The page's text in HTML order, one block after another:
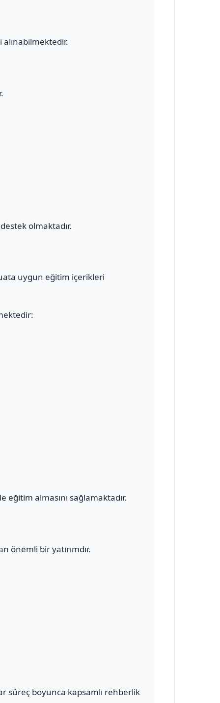
alınabilmektedir.
olmaktadır.
uygun eğitim içerikleri
almasını sağlamaktadır.
önemli bir yatırımdır.
süreç boyunca kapsamlı rehberlik